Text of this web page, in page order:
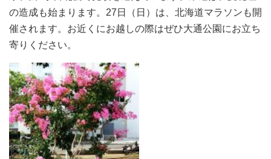
の造成も始まります。27日（日）は、北海道マラソンも開
催されます。お近くにお越しの際はぜひ大通公園にお立ち
寄りください。